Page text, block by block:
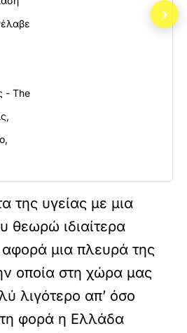
- The
της υγείας με μια
θεωρώ ιδιαίτερα
αφορά μια πλευρά της
οποία στη χώρα μας
λιγότερο απ’ όσο
φορά η Ελλάδα
›